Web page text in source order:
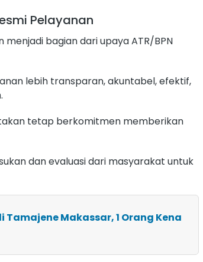
Pelayanan
bagian dari upaya ATR/BPN
lebih transparan, akuntabel, efektif,
tetap berkomitmen memberikan
dan evaluasi dari masyarakat untuk
Makassar, 1 Orang Kena